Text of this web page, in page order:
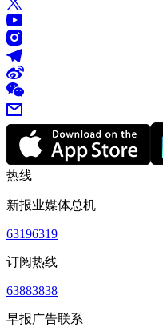
热线
新报业媒体总机
63196319
订阅热线
63883838
早报广告联系